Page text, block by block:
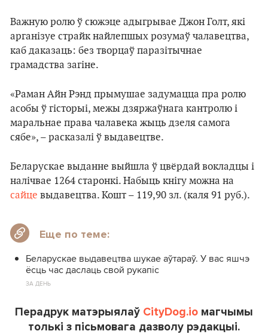
Важную ролю ў сюжэце адыгрывае Джон Голт, які
арганізуе страйк найлепшых розумаў чалавецтва,
каб даказаць: без творцаў паразітычнае
грамадства загіне.
«Раман Айн Рэнд прымушае задумацца пра ролю
асобы ў гісторыі, межы дзяржаўнага кантролю і
маральнае права чалавека жыць дзеля самога
сябе», – расказалі ў выдавецтве.
Беларускае выданне выйшла ў цвёрдай вокладцы і
налічвае 1264 старонкі. Набыць кнігу можна на
сайце выдавецтва. Кошт – 119,90 зл. (каля 91 руб.).
Еще по теме:
Беларускае выдавецтва шукае аўтараў. У вас яшчэ
ёсць час даслаць свой рукапіс
ЗА ДЕНЬ
Перадрук матэрыялаў CityDog.io магчымы
толькі з пісьмовага дазволу рэдакцыі.